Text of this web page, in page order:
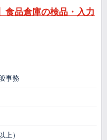
食品倉庫の検品・入力
事務
上）